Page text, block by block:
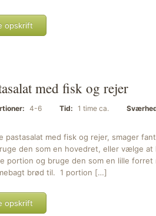
opskrift
med fisk og rejer
4-6 Tid: 1 time ca.
pastasalat med fisk og rejer, smager
den som en hovedret, eller vælge at
portion og bruge den som en lille forret
brød til. 1 portion […]
opskrift